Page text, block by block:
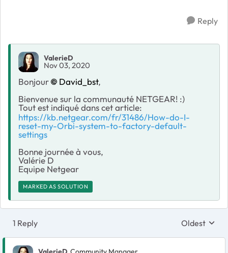
Reply
ValerieD
Nov 03, 2020
Bonjour David_bst,
Bienvenue sur la communauté NETGEAR! :)
Tout est indiqué dans cet article:
https://kb.netgear.com/fr/31486/How-do-I-
reset-my-Orbi-system-to-factory-default-
settings
Bonne journée à vous,
Valérie D
Equipe Netgear
MARKED AS SOLUTION
1 Reply Replies
Oldest